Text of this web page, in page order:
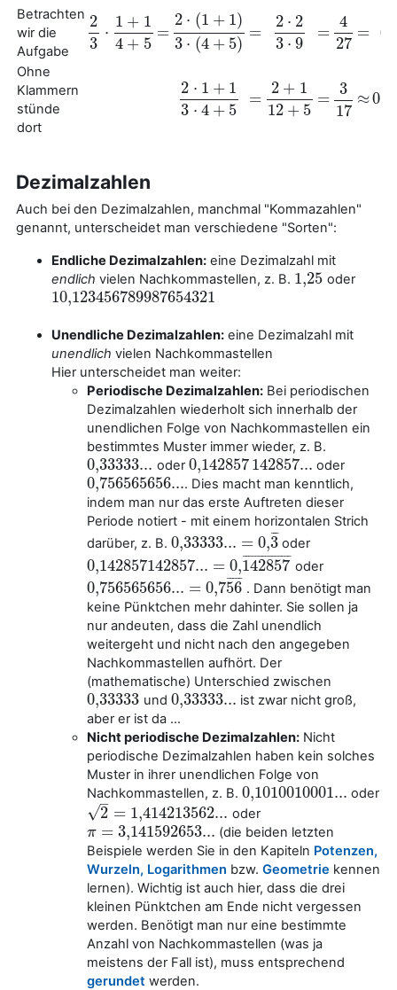
Betrachten
wir die
Aufgabe
2
3
⋅
1 + 1
4 + 5
23 ⋅1 +14+5 =
=
2 ⋅ (1 + 1)
3 ⋅ (4 + 5)
2⋅(1+1)3⋅(4+ 5)
=
=
2 ⋅ 2
3 ⋅ 9
2⋅23⋅ =
=
4
27
427 =
= 00
Ohne
Klammern
stünde
dort
2 ⋅ 1 + 1
3 ⋅ 4 + 5
2⋅1+13⋅4+ =
=
2 + 1
12 + 5
2+112+5=
=
3
17
317 ≈
≈
Dezimalzahlen
Auch bei den Dezimalzahlen, manchmal "Kommazahlen"
genannt, unterscheidet man verschiedene "Sorten":
Endliche Dezimalzahlen: eine Dezimalzahl mit
endlich vielen Nachkommastellen, z. B. 1,25
1,25 oder
10,123456789987654321
10,123456789987654321
Unendliche Dezimalzahlen: eine Dezimalzahl mit
unendlich vielen Nachkommastellen
Hier unterscheidet man weiter:
Periodische Dezimalzahlen: Bei periodischen
Dezimalzahlen wiederholt sich innerhalb der
unendlichen Folge von Nachkommastellen ein
bestimmtes Muster immer wieder, z. B.
0,33333...
0,33333... oder0,142857142857...
0,142857142857... oder
0,756565656...
0,756565656... . Dies macht man kenntlich,
indem man nur das erste Auftreten dieser
Periode notiert - mit einem horizontalen Strich
darüber, z. B. 0,33333... = 0,3
¯¯
¯
0,33333...= 0, 3¯ oder
0,142857142857... = 0,142857
¯ ¯
¯¯¯¯¯¯¯¯¯¯¯¯¯
0,142857142857...=0 ,142857¯ oder
0,756565656... = 0,756
¯ ¯
¯¯¯
0,756565656...= 0,756¯
. Dann benötigt man
keine Pünktchen mehr dahinter. Sie sollen ja
nur andeuten, dass die Zahl unendlich
weitergeht und nicht nach den angegeben
Nachkommastellen aufhört. Der
(mathematische) Unterschied zwischen
0,33333
0,33333 und 0,33333...
0,33333...
ist zwar nicht groß,
aber er ist da ...
Nicht periodische Dezimalzahlen: Nicht
periodische Dezimalzahlen haben kein solches
Muster in ihrer unendlichen Folge von
Nachkommastellen, z. B. 0,1010010001...
0,1010010001... oder
2
–
√ = 1,414213562...
2=1,414213562... oder
π = 3,141592653...
π=3, 141592653...
(die beiden letzten
Beispiele werden Sie in den Kapiteln Potenzen,
Wurzeln, Logarithmen bzw. Geometrie kennen
lernen). Wichtig ist auch hier, dass die drei
kleinen Pünktchen am Ende nicht vergessen
werden. Benötigt man nur eine bestimmte
Anzahl von Nachkommastellen (was ja
meistens der Fall ist), muss entsprechend
gerundet werden.